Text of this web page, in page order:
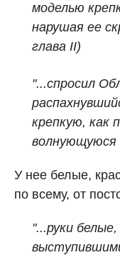
моделью
нарушая ее
глава II)
"...спросил
крепкую, как
волнующуюся
У нее белые,
по всему, от
"...руки